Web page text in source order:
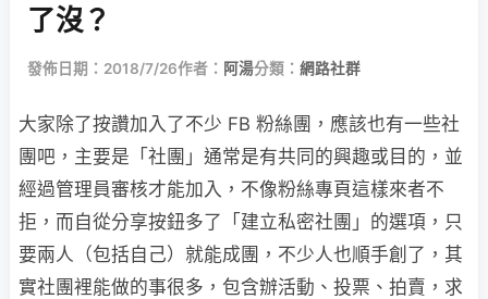
了沒？
發佈日期：2018/7/26作者： 阿湯分類： 網路社群
大家除了按讚加入了不少 FB 粉絲團，應該也有一些社
團吧，主要是「社團」通常是有共同的興趣或目的，並
經過管理員審核才能加入，不像粉絲專頁這樣來者不
拒，而自從分享按鈕多了「建立私密社團」的選項，只
要兩人（包括自己）就能成團，不少人也順手創了，其
實社團裡能做的事很多，包含辦活動、投票、拍賣，求